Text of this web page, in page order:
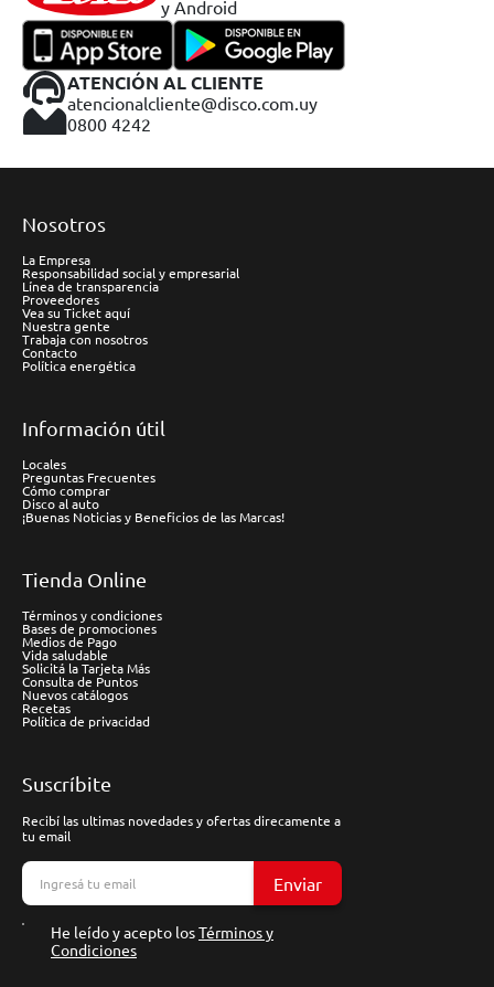
y Android
ATENCIÓN AL CLIENTE
atencionalcliente@disco.com.uy
0800 4242
Nosotros
La Empresa
Responsabilidad social y empresarial
Línea de transparencia
Proveedores
Vea su Ticket aquí
Nuestra gente
Trabaja con nosotros
Contacto
Política energética
Información útil
Locales
Preguntas Frecuentes
Cómo comprar
Disco al auto
¡Buenas Noticias y Beneficios de las Marcas!
Tienda Online
Términos y condiciones
Bases de promociones
Medios de Pago
Vida saludable
Solicitá la Tarjeta Más
Consulta de Puntos
Nuevos catálogos
Recetas
Política de privacidad
Suscríbite
Recibí las ultimas novedades y ofertas direcamente a
tu email
Enviar
He leído y acepto losTérminos y
Condiciones